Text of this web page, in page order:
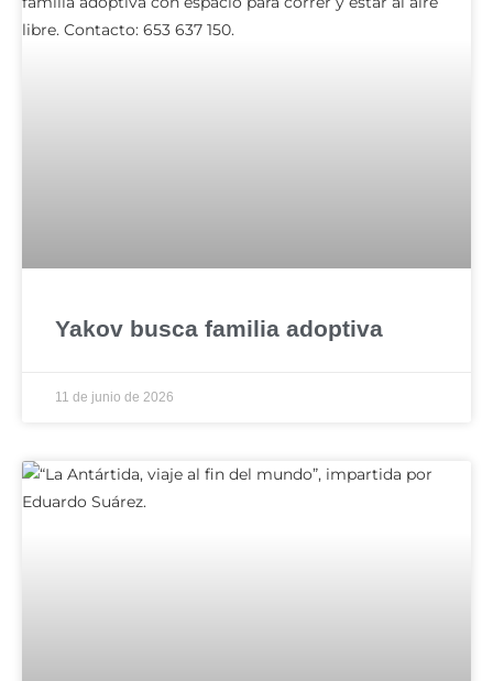
Yakov busca familia adoptiva
11 de junio de 2026